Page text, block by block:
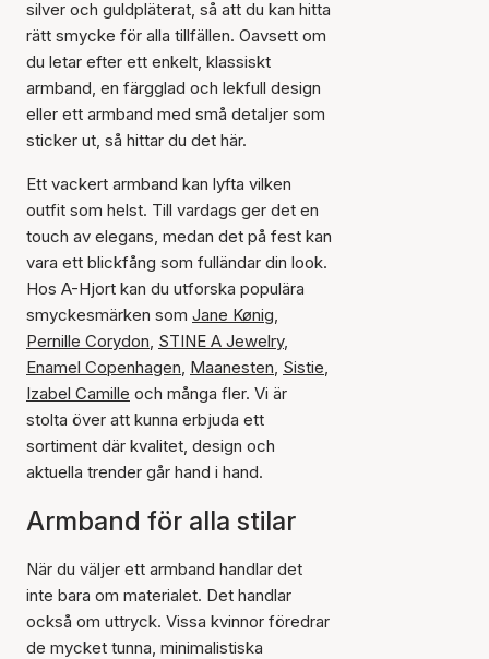
silver och guldpläterat, så att du kan hitta
rätt smycke för alla tillfällen. Oavsett om
du letar efter ett enkelt, klassiskt
armband, en färgglad och lekfull design
eller ett armband med små detaljer som
sticker ut, så hittar du det här.
Ett vackert armband kan lyfta vilken
outfit som helst. Till vardags ger det en
touch av elegans, medan det på fest kan
vara ett blickfång som fulländar din look.
Hos A-Hjort kan du utforska populära
smyckesmärken som Jane Kønig,
Pernille Corydon, STINE A Jewelry,
Enamel Copenhagen, Maanesten, Sistie,
Izabel Camille och många fler. Vi är
stolta över att kunna erbjuda ett
sortiment där kvalitet, design och
aktuella trender går hand i hand.
Armband för alla stilar
När du väljer ett armband handlar det
inte bara om materialet. Det handlar
också om uttryck. Vissa kvinnor föredrar
de mycket tunna, minimalistiska